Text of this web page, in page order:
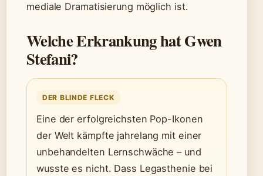
mediale Dramatisierung möglich ist.
Welche Erkrankung hat Gwen
Stefani?
DER BLINDE FLECK
Eine der erfolgreichsten Pop-Ikonen
der Welt kämpfte jahrelang mit einer
unbehandelten Lernschwäche – und
wusste es nicht. Dass Legasthenie bei